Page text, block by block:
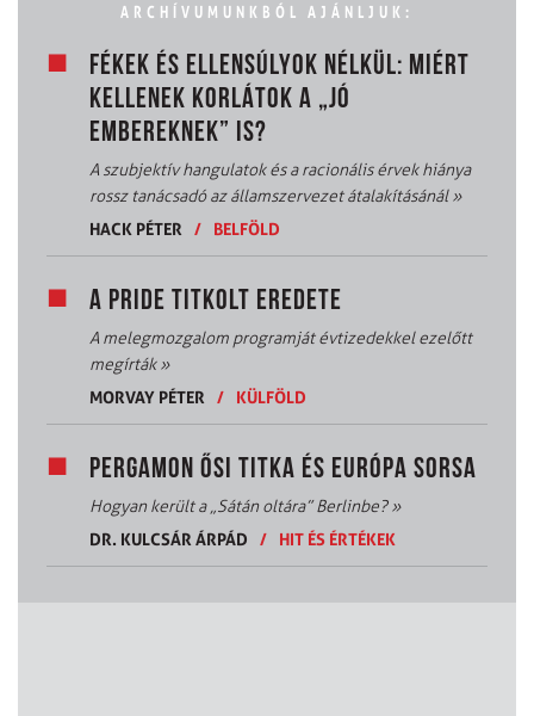
ARCHÍVUMUNKBÓL AJÁNLJUK:
FÉKEK ÉS ELLENSÚLYOK NÉLKÜL: MIÉRT
KELLENEK KORLÁTOK A „JÓ
EMBEREKNEK” IS?
A szubjektív hangulatok és a racionális érvek hiánya
rossz tanácsadó az államszervezet átalakításánál»
HACK PÉTER
/ BELFÖLD
A PRIDE TITKOLT EREDETE
A melegmozgalom programját évtizedekkel ezelőtt
megírták»
MORVAY PÉTER
/ KÜLFÖLD
PERGAMON ŐSI TITKA ÉS EURÓPA SORSA
Hogyan került a „Sátán oltára” Berlinbe?»
DR. KULCSÁR ÁRPÁD
/ HIT ÉS ÉRTÉKEK